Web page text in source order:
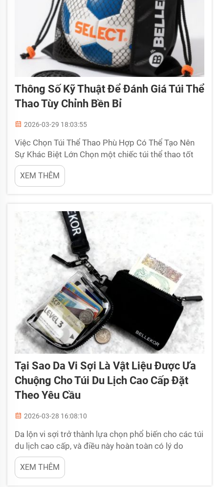
Thông Số Kỹ Thuật Để Đánh Giá Túi Thể
Thao Tùy Chỉnh Bền Bỉ
2026-03-29 18:03:55
Việc Chọn Túi Thể Thao Phù Hợp Có Thể Tạo Nên
Sự Khác Biệt Lớn Chọn một chiếc túi thể thao tốt
có thể tạo nên sự khác biệt lớn khi bạn tham gia
các hoạt động thể thao hoặc tập luyện. Một chiếc
túi thể thao tùy chỉnh bền chắc giúp bạn mang theo
Tại BELLEKOR, chúng tôi tập trung vào...
XEM THÊM
Tại Sao Da Vi Sợi Là Vật Liệu Được Ưa
Chuộng Cho Túi Du Lịch Cao Cấp Đặt
Theo Yêu Cầu
2026-03-28 16:08:10
Da lộn vi sợi trở thành lựa chọn phổ biến cho các túi
du lịch cao cấp, và điều này hoàn toàn có lý do
chính đáng. Tại BELLEKOR, chúng tôi sản xuất các
túi du lịch kết hợp giữa phong cách và tính tiện
dụng. Loại da lộn vi sợi này nổi bật nhờ vẻ ngoài và
XEM THÊM